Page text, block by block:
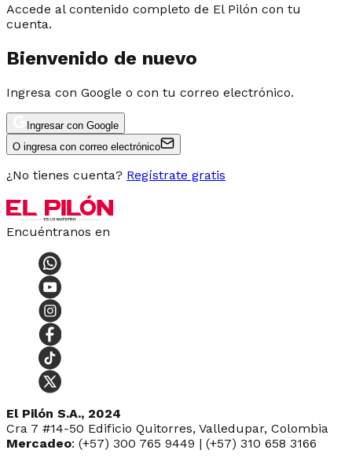
Accede al contenido completo de El Pilón con tu
cuenta.
Bienvenido de nuevo
Ingresa con Google o con tu correo electrónico.
Ingresar con Google
O ingresa con correo electrónico
¿No tienes cuenta? Regístrate gratis
Encuéntranos en
El Pilón S.A., 2024
Cra 7 #14-50 Edificio Quitorres, Valledupar, Colombia
Mercadeo: (+57) 300 765 9449 | (+57) 310 658 3166